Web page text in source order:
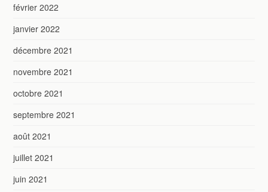
février 2022
janvier 2022
décembre 2021
novembre 2021
octobre 2021
septembre 2021
août 2021
juillet 2021
juin 2021